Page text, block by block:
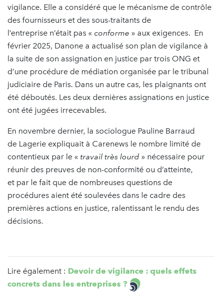
vigilance. Elle a considéré que le mécanisme de contrôle
des fournisseurs et des sous-traitants de
l’entreprise n’était pas « conforme » aux exigences. En
février 2025, Danone a actualisé son plan de vigilance à
la suite de son assignation en justice par trois ONG et
d’une procédure de médiation organisée par le tribunal
judiciaire de Paris. Dans un autre cas, les plaignants ont
été déboutés. Les deux dernières assignations en justice
ont été jugées irrecevables.
En novembre dernier, la sociologue Pauline Barraud
de Lagerie expliquait à Carenews le nombre limité de
contentieux par le « travail très lourd » nécessaire pour
réunir des preuves de non-conformité ou d’atteinte,
et par le fait que de nombreuses questions de
procédures aient été soulevées dans le cadre des
premières actions en justice, ralentissant le rendu des
décisions.
Lire également : Devoir de vigilance : quels effets
concrets dans les entreprises ?